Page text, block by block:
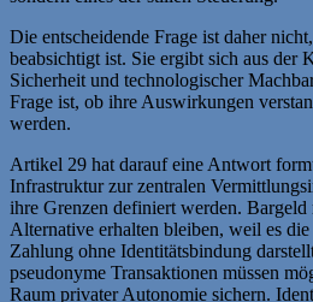
Die entscheidende Frage ist daher
beabsichtigt ist. Sie ergibt sich aus der
Sicherheit und technologischer
Frage ist, ob ihre Auswirkungen
werden.
Artikel 29 hat darauf eine Antwort
Infrastruktur zur zentralen
ihre Grenzen definiert werden. Bargeld
Alternative erhalten bleiben, weil es
Zahlung ohne Identitätsbindung
pseudonyme Transaktionen müssen
Raum privater Autonomie sichern.